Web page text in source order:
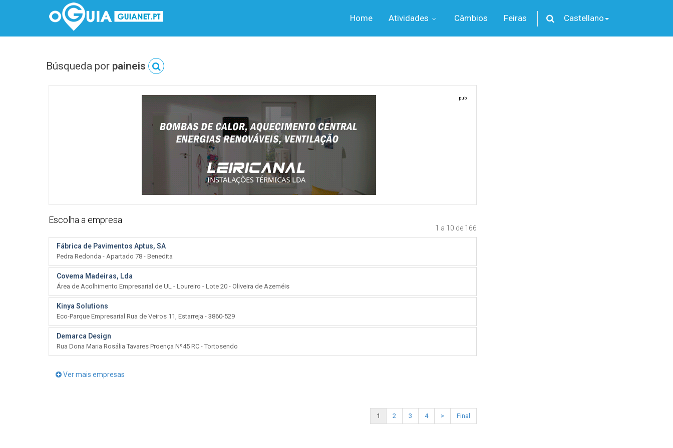
Home Atividades Câmbios Feiras Castellano
Búsqueda por paineis
pub
Escolha a empresa
1 a 10 de 166
Fábrica de Pavimentos Aptus, SA
Pedra Redonda - Apartado 78 - Benedita
Covema Madeiras, Lda
Área de Acolhimento Empresarial de UL - Loureiro - Lote 20 - Oliveira de Azeméis
Kinya Solutions
Eco-Parque Empresarial Rua de Veiros 11, Estarreja - 3860-529
Demarca Design
Rua Dona Maria Rosália Tavares Proença Nº45 RC - Tortosendo
Ver mais empresas
1 2 3 4 > Final